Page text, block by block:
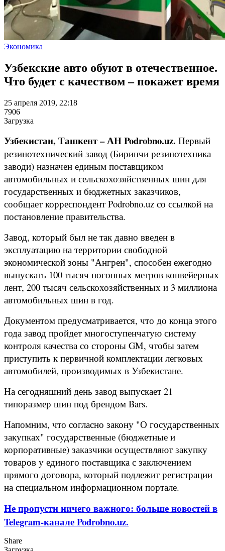
Экономика
Узбекские авто обуют в отечественное.
Что будет с качеством – покажет время
25 апреля 2019, 22:18
7906
Загрузка
Узбекистан, Ташкент – АН Podrobno.uz. Первый
резинотехнический завод (Биринчи резинотехника
заводи) назначен единым поставщиком
автомобильных и сельскохозяйственных шин для
государственных и бюджетных заказчиков,
сообщает корреспондент Podrobno.uz со ссылкой на
постановление правительства.
Завод, который был не так давно введен в
эксплуатацию на территории свободной
экономической зоны "Ангрен", способен ежегодно
выпускать 100 тысяч погонных метров конвейерных
лент, 200 тысяч сельскохозяйственных и 3 миллиона
автомобильных шин в год.
Документом предусматривается, что до конца этого
года завод пройдет многоступенчатую систему
контроля качества со стороны GM, чтобы затем
приступить к первичной комплектации легковых
автомобилей, производимых в Узбекистане.
На сегодняшний день завод выпускает 21
типоразмер шин под брендом Bars.
Напомним, что согласно закону "О государственных
закупках" государственные (бюджетные и
корпоративные) заказчики осуществляют закупку
товаров у единого поставщика с заключением
прямого договора, который подлежит регистрации
на специальном информационном портале.
Не пропусти ничего важного: больше новостей в
Telegram-канале Podrobno.uz.
Share